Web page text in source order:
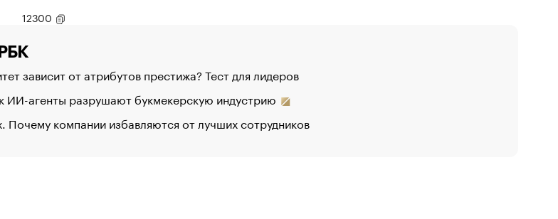
12300
зависит от атрибутов престижа? Тест для лидеров
ИИ-агенты разрушают букмекерскую индустрию
компании избавляются от лучших сотрудников